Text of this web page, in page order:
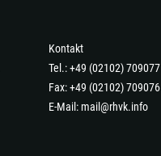
Kontakt
Tel.: +49 (02102) 709077
Fax: +49 (02102) 709076
E-Mail: mail@rhvk.info